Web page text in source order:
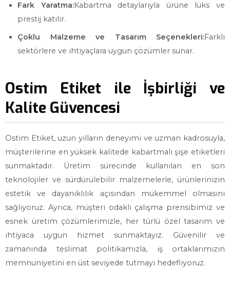
Fark Yaratma:Kabartma detaylarıyla ürüne lüks ve
prestij katılır.
Çoklu Malzeme ve Tasarım Seçenekleri:Farklı
sektörlere ve ihtiyaçlara uygun çözümler sunar.
Ostim Etiket ile İşbirliği ve
Kalite Güvencesi
Ostim Etiket, uzun yılların deneyimi ve uzman kadrosuyla,
müşterilerine en yüksek kalitede kabartmalı şişe etiketleri
sunmaktadır. Üretim sürecinde kullanılan en son
teknolojiler ve sürdürülebilir malzemelerle, ürünlerinizin
estetik ve dayanıklılık açısından mükemmel olmasını
sağlıyoruz. Ayrıca, müşteri odaklı çalışma prensibimiz ve
esnek üretim çözümlerimizle, her türlü özel tasarım ve
ihtiyaca uygun hizmet sunmaktayız. Güvenilir ve
zamanında teslimat politikamızla, iş ortaklarımızın
memnuniyetini en üst seviyede tutmayı hedefliyoruz.